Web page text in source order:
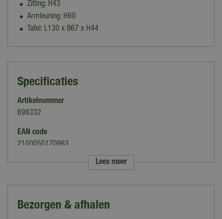
Zitting: H43
Armleuning: H60
Tafel: L130 x B67 x H44
Specificaties
Artikelnummer
698332
EAN code
2100050170963
Merk
Antraciet
Lees meer
Bezorgen & afhalen